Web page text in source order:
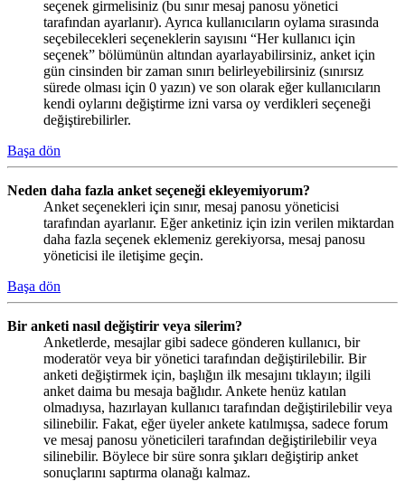
seçenek girmelisiniz (bu sınır mesaj panosu yönetici
tarafından ayarlanır). Ayrıca kullanıcıların oylama sırasında
seçebilecekleri seçeneklerin sayısını “Her kullanıcı için
seçenek” bölümünün altından ayarlayabilirsiniz, anket için
gün cinsinden bir zaman sınırı belirleyebilirsiniz (sınırsız
sürede olması için 0 yazın) ve son olarak eğer kullanıcıların
kendi oylarını değiştirme izni varsa oy verdikleri seçeneği
değiştirebilirler.
Başa dön
Neden daha fazla anket seçeneği ekleyemiyorum?
Anket seçenekleri için sınır, mesaj panosu yöneticisi
tarafından ayarlanır. Eğer anketiniz için izin verilen miktardan
daha fazla seçenek eklemeniz gerekiyorsa, mesaj panosu
yöneticisi ile iletişime geçin.
Başa dön
Bir anketi nasıl değiştirir veya silerim?
Anketlerde, mesajlar gibi sadece gönderen kullanıcı, bir
moderatör veya bir yönetici tarafından değiştirilebilir. Bir
anketi değiştirmek için, başlığın ilk mesajını tıklayın; ilgili
anket daima bu mesaja bağlıdır. Ankete henüz katılan
olmadıysa, hazırlayan kullanıcı tarafından değiştirilebilir veya
silinebilir. Fakat, eğer üyeler ankete katılmışsa, sadece forum
ve mesaj panosu yöneticileri tarafından değiştirilebilir veya
silinebilir. Böylece bir süre sonra şıkları değiştirip anket
sonuçlarını saptırma olanağı kalmaz.